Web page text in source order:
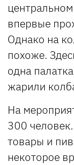
впервые
Однако на
похоже.
одна
жарили
На
300
товары и
некоторое